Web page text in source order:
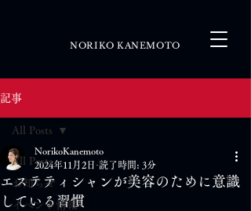
NORIKO KANEMOTO
記事
All Posts
お知らせ
イベント情報
All Posts
エステティシャンが美容のために意識
している習慣
NorikoKanemoto
2024年11月2日 読了時間: 3分